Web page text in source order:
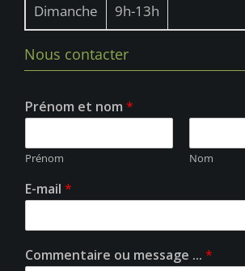
Dimanche
9h-13h
Nous contacter
Prénom et nom *
Prénom Nom
E-mail *
Commentaire ou message ... *